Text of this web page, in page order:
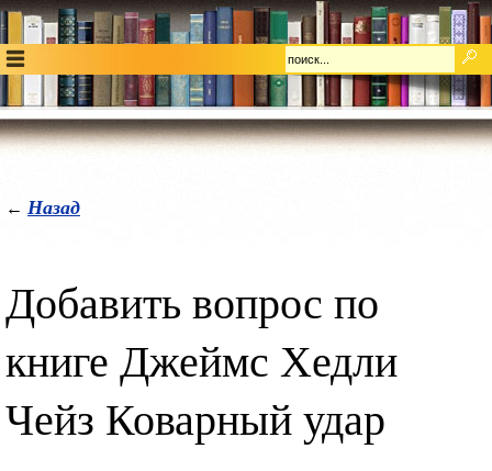
← Назад
Добавить вопрос по
книге Джеймс Хедли
Чейз Коварный удар